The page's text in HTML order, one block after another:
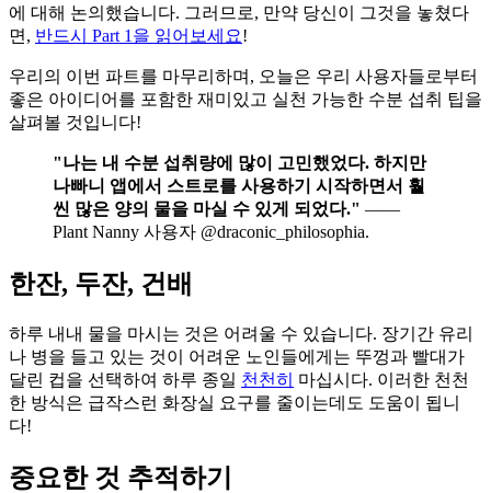
에 대해 논의했습니다. 그러므로, 만약 당신이 그것을 놓쳤다
면, 반드시 Part 1을 읽어보세요!
우리의 이번 파트를 마무리하며, 오늘은 우리 사용자들로부터
좋은 아이디어를 포함한 재미있고 실천 가능한 수분 섭취 팁을
살펴볼 것입니다!
"나는 내 수분 섭취량에 많이 고민했었다. 하지만
나빠니 앱에서 스트로를 사용하기 시작하면서 훨
씬 많은 양의 물을 마실 수 있게 되었다." ——
Plant Nanny 사용자 @draconic_philosophia.
한잔, 두잔, 건배
하루 내내 물을 마시는 것은 어려울 수 있습니다. 장기간 유리
나 병을 들고 있는 것이 어려운 노인들에게는 뚜껑과 빨대가
달린 컵을 선택하여 하루 종일 천천히 마십시다. 이러한 천천
한 방식은 급작스런 화장실 요구를 줄이는데도 도움이 됩니
다!
중요한 것 추적하기